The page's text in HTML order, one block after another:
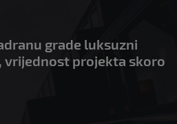
grade luksuzni
projekta skoro